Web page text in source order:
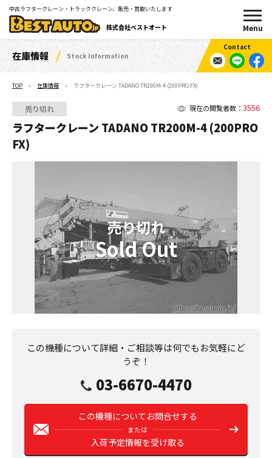
中古ラフタークレーン・トラッククレーン、販売・買取いたします
株式会社ベストオート
在庫情報 Stock Information
TOP 在庫情報 ラフタークレーン TADANO TR200M-4 (200PRO FX)
現在の閲覧者数： 3556
売り切れ
ラフタークレーン TADANO TR200M-4 (200PRO
FX)
この機種について詳細・ご相談等は何でもお気軽にど
うぞ！
03-6670-4470
この機種についてお問合せする
または
入荷予定情報を受け取る